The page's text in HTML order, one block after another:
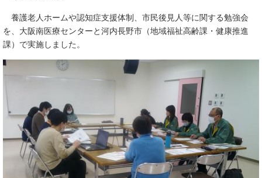
養護老人ホームや認知症支援体制、市民後見人等に関する勉強会
を、大阪南医療センターと河内長野市（地域福祉高齢課・健康推進
課）で実施しました。